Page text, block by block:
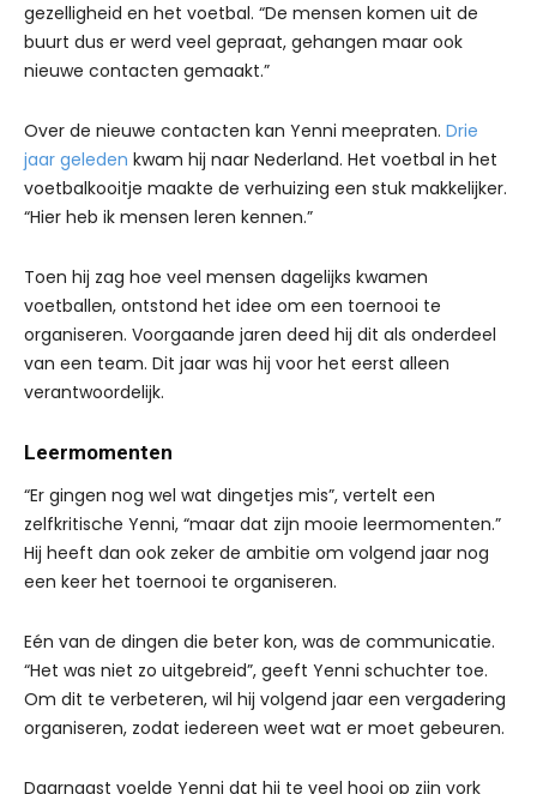
gezelligheid en het voetbal. “De mensen komen uit de
buurt dus er werd veel gepraat, gehangen maar ook
nieuwe contacten gemaakt.”
Over de nieuwe contacten kan Yenni meepraten. Drie
jaar geleden kwam hij naar Nederland. Het voetbal in het
voetbalkooitje maakte de verhuizing een stuk makkelijker.
“Hier heb ik mensen leren kennen.”
Toen hij zag hoe veel mensen dagelijks kwamen
voetballen, ontstond het idee om een toernooi te
organiseren. Voorgaande jaren deed hij dit als onderdeel
van een team. Dit jaar was hij voor het eerst alleen
verantwoordelijk.
Leermomenten
“Er gingen nog wel wat dingetjes mis”, vertelt een
zelfkritische Yenni, “maar dat zijn mooie leermomenten.”
Hij heeft dan ook zeker de ambitie om volgend jaar nog
een keer het toernooi te organiseren.
Eén van de dingen die beter kon, was de communicatie.
“Het was niet zo uitgebreid”, geeft Yenni schuchter toe.
Om dit te verbeteren, wil hij volgend jaar een vergadering
organiseren, zodat iedereen weet wat er moet gebeuren.
Daarnaast voelde Yenni dat hij te veel hooi op zijn vork